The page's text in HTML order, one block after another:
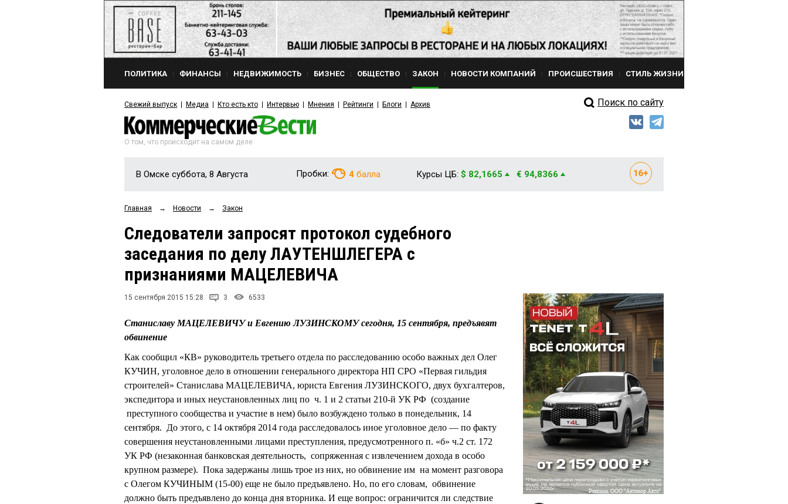
ПОЛИТИКА ФИНАНСЫ НЕДВИЖИМОСТЬ БИЗНЕС ОБЩЕСТВО ЗАКОН НОВОСТИ КОМПАНИЙ ПРОИСШЕСТВИЯ СТИЛЬ ЖИЗНИ
Свежий выпуск Медиа Кто есть кто Интервью Мнения Рейтинги Блоги Архив Поиск по сайту
О том, что происходит на самом деле
В Омске суббота, 8 Августа Пробки: 4 балла Курсы ЦБ: $ 82,1665 € 94,8366
Главная → Новости → Закон
Следователи запросят протокол судебного
заседания по делу ЛАУТЕНШЛЕГЕРА с
признаниями МАЦЕЛЕВИЧА
15 сентября 2015 15:28 3 6533
Станиславу МАЦЕЛЕВИЧУ и Евгению ЛУЗИНСКОМУ сегодня, 15 сентября, предъявят
обвинение
Как сообщил «КВ» руководитель третьего отдела по расследованию особо важных дел Олег
КУЧИН, уголовное дело в отношении генерального директора НП СРО «Первая гильдия
строителей» Станислава МАЦЕЛЕВИЧА, юриста Евгения ЛУЗИНСКОГО, двух бухгалтеров,
экспедитора и иных неустановленных лиц по ч. 1 и 2 статьи 210-й УК РФ (создание
преступного сообщества и участие в нем) было возбуждено только в понедельник, 14
сентября. До этого, с 14 октября 2014 года расследовалось иное уголовное дело — по факту
совершения неустановленными лицами преступления, предусмотренного п. «б» ч.2 ст. 172
УК РФ (незаконная банковская деятельность, сопряженная с извлечением дохода в особо
крупном размере). Пока задержаны лишь трое из них, но обвинение им на момент разговора
с Олегом КУЧИНЫМ (15-00) еще не было предъявлено. Но, по его словам, обвинение
должно быть предъявлено до конца дня вторника. И еще вопрос: ограничится ли следствие